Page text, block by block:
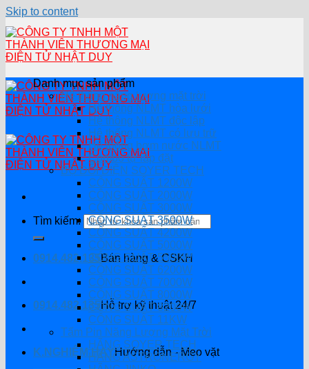
Skip to content
Tìm kiếm:
0914.482.135Bán hàng & CSKH
0914.482.135Hỗ trợ kỹ thuật 24/7
K.NGHIỆM HAYHướng dẫn - Mẹo vặt
Danh mục sản phẩm
Hệ thống năng lượng mặt trời
Hệ thống NLMT hòa lưới
Hệ thông NLMT độc lập
Hệ thống NLMT có lưu trữ
Hệ thống bơm nước NLMT
Combo tự lắp đặt
BỘ ĐỔI ĐIỆN SOYER TECH
CÔNG SUẤT 1200W
CÔNG SUẤT 2000W
CÔNG SUẤT 3000W
CÔNG SUẤT 3500W
CÔNG SUẤT 4200W
CÔNG SUẤT 5000W
CÔNG SUẤT 5500W
CÔNG SUẤT 6200W
CÔNG SUẤT 7000W
CÔNG SUẤT 8000W
CÔNG SUẤT 8200W
CÔNG SUẤT 11KW
Tấm Pin Năng Lượng Mặt Trời
HÃNG SOYER TECH
HÃNG ASTRONERGY